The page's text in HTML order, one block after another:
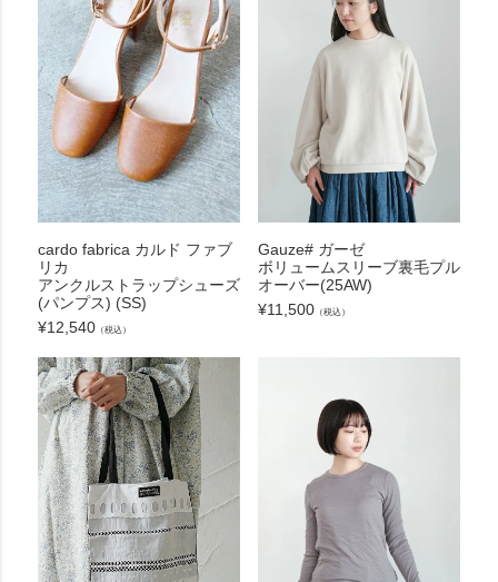
cardo fabrica カルド ファブ
リカ
アンクルストラップシューズ
(パンプス) (SS)
¥12,540（税込）
Gauze# ガーゼ
ボリュームスリーブ裏毛プル
オーバー(25AW)
¥11,500 （税込）